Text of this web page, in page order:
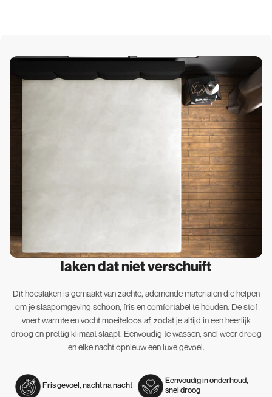
laken dat niet verschuift
Dit hoeslaken is gemaakt van zachte, ademende materialen die helpen
om je slaapomgeving schoon, fris en comfortabel te houden. De stof
voert warmte en vocht moeiteloos af, zodat je altijd in een heerlijk
droog en prettig klimaat slaapt. Eenvoudig te wassen, snel weer droog
en elke nacht opnieuw een luxe gevoel.
Fris gevoel, nacht na nacht
Eenvoudig in onderhoud,
snel droog